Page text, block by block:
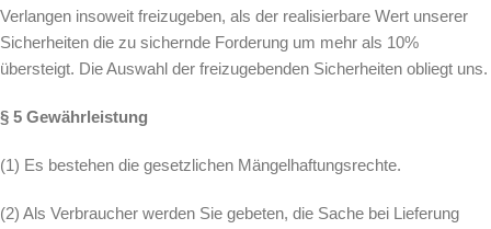
Verlangen insoweit freizugeben, als der realisierbare Wert unserer
Sicherheiten die zu sichernde Forderung um mehr als 10%
übersteigt. Die Auswahl der freizugebenden Sicherheiten obliegt uns.
§ 5 Gewährleistung
(1) Es bestehen die gesetzlichen Mängelhaftungsrechte.
(2) Als Verbraucher werden Sie gebeten, die Sache bei Lieferung